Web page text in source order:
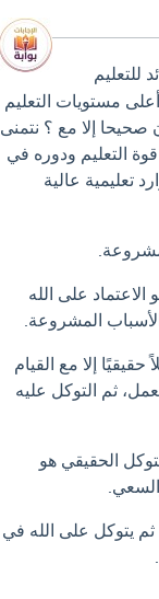
للتعليم
مستويات التعليم
صحيحا إلا مع ؟ نتمنى
التعليم ودوره في
تعليمية عالية
على الله
المشروعة.
إلا مع القيام
ثم التوكل عليه
الحقيقي هو
يتوكل على الله في